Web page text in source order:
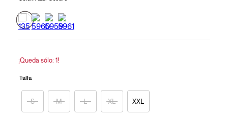
valoración.
Read
781
Reviews.
misma
¡Queda sólo: 1!
Talla
S M L XL XXL